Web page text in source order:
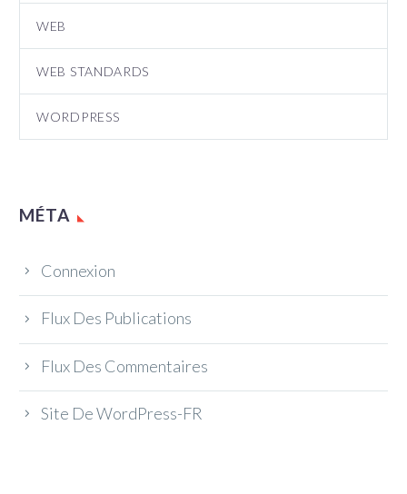
WEB
WEB STANDARDS
WORDPRESS
MÉTA
Connexion
Flux Des Publications
Flux Des Commentaires
Site De WordPress-FR